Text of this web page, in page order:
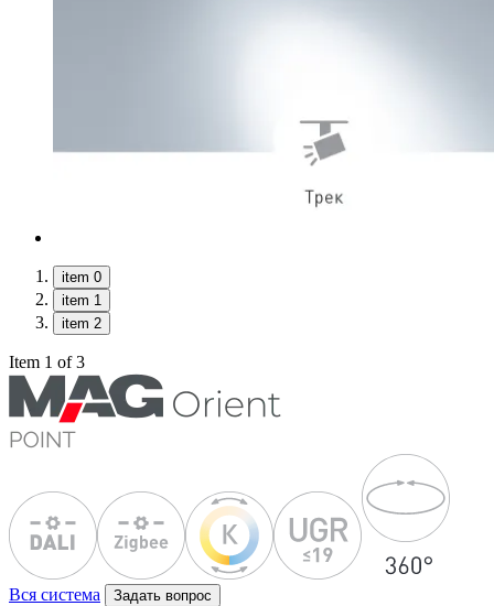
item 0
item 1
item 2
Item 1 of 3
Вся система Задать вопрос